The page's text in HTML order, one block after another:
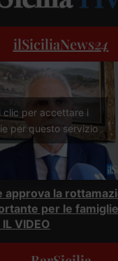
ilSiciliaNews24
clic per accettare i
per questo servizio
approva la
per le
VIDEO